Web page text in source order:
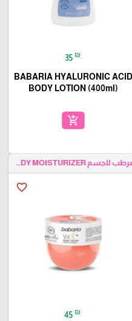
35 ₪
BABARIA HYALURONIC ACID
BODY LOTION (400ml)
add_shopping_cart
مرطب للجسم BODY MOISTURIZER
favorite_border
45 ₪